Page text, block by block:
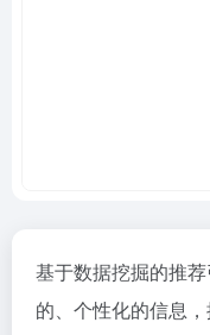
基于数据挖掘的推
的、个性化的信息